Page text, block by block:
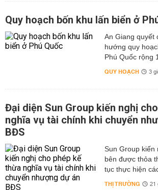
Quy hoạch bốn khu lấn biển ở
An Giang quyết
hướng quy
Phú Quốc rộng
QUY HOẠCH 3
Đại diện Sun Group kiến nghị
nghĩa vụ tài chính khi chuyển
BĐS
Sun Group kiến
bên được thỏa
tục thực hiện
THỊ TRƯỜNG